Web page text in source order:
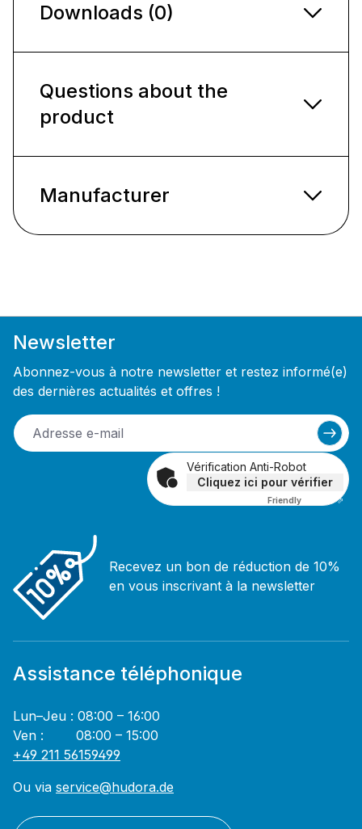
Downloads (0)
Questions about the
product
Manufacturer
Newsletter
Abonnez-vous à notre newsletter et restez informé(e)
des dernières actualités et offres !
Vérification Anti-Robot
Cliquez ici pour vérifier
Friendly Captcha ⇗
Recevez un bon de réduction de 10%
en vous inscrivant à la newsletter
Assistance téléphonique
Lun–Jeu : 08:00 – 16:00
Ven : 08:00 – 15:00
+49 211 56159499
Ou via service@hudora.de